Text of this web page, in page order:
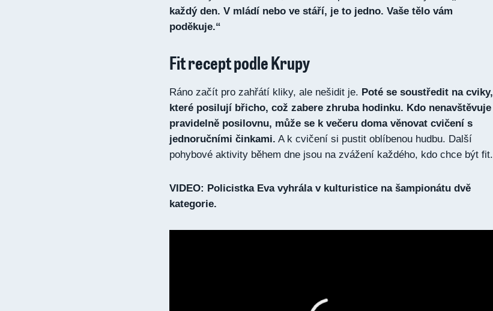
každý den. V mládí nebo ve stáří, je to jedno. Vaše tělo vám
poděkuje.“
Fit recept podle Krupy
Ráno začít pro zahřátí kliky, ale nešidit je. Poté se soustředit na cviky,
které posilují břicho, což zabere zhruba hodinku. Kdo nenavštěvuje
pravidelně posilovnu, může se k večeru doma věnovat cvičení s
jednoručními činkami. A k cvičení si pustit oblíbenou hudbu. Další
pohybové aktivity během dne jsou na zvážení každého, kdo chce být fit.
VIDEO: Policistka Eva vyhrála v kulturistice na šampionátu dvě
kategorie.